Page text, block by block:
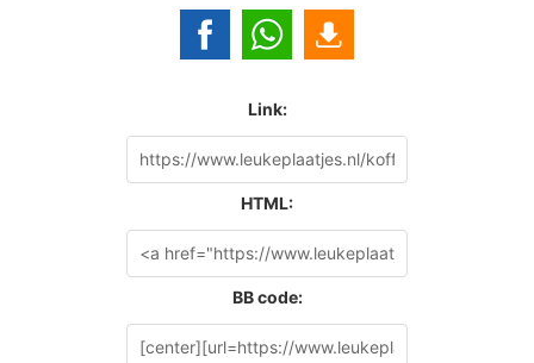
Link:
HTML:
BB code: